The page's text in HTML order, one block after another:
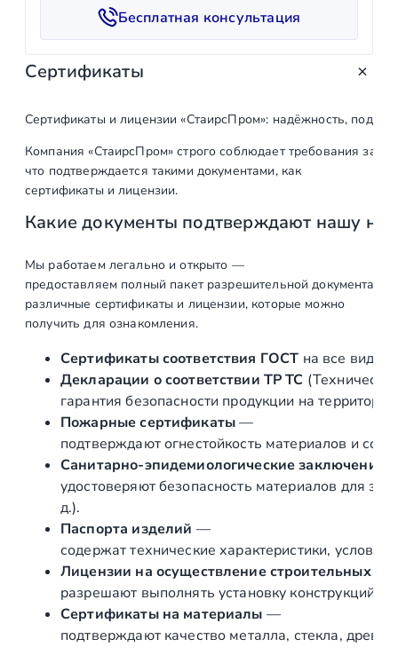
в
о
о
а
р
а
В
н
т
а
(
Бесплатная консультация
Сертификаты
Сертификаты и лицензии «СтаирсПром»: надёжность,
Компания «СтаирсПром» строго соблюдает требования
что подтверждается такими документами, как
сертификаты и лицензии.
Какие документы подтверждают нашу
Мы работаем легально и открыто —
предоставляем полный пакет разрешительной
различные сертификаты и лицензии, которые можно
получить для ознакомления.
Сертификаты соответствия ГОСТ на все виды
Декларации о соответствии ТР ТС
гарантия безопасности продукции на
Пожарные сертификаты—
подтверждают огнестойкость материалов и
Санитарно‑эпидемиологические заключения
удостоверяют безопасность материалов для
д.).
Паспорта изделий —
содержат технические характеристики,
Лицензии на осуществление строительных и
разрешают выполнять установку конструкций
Сертификаты на материалы —
подтверждают качество металла, стекла,